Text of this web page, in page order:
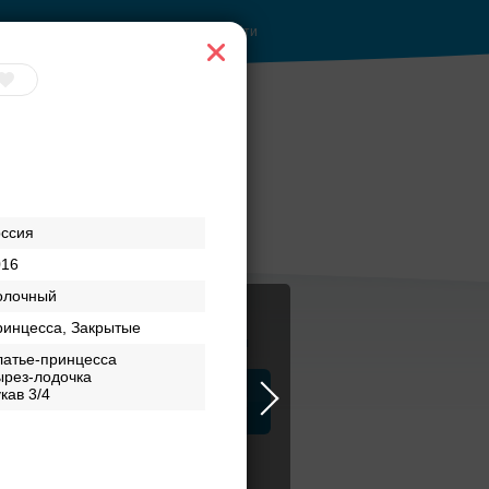
Закрытые
принцесса
лодочка
3/4
Войти
Журнал
ЗАГСы